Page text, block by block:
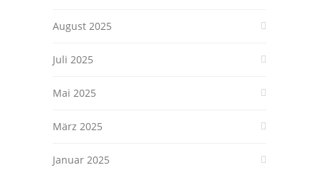
August 2025
Juli 2025
Mai 2025
März 2025
Januar 2025